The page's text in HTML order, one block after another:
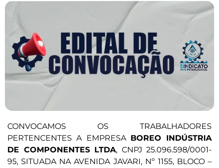
CONVOCAMOS OS TRABALHADORES
PERTENCENTES A EMPRESA BOREO INDÚSTRIA
DE COMPONENTES LTDA, CNPJ 25.096.598/0001-
95, SITUADA NA AVENIDA JAVARI, Nº 1155, BLOCO –